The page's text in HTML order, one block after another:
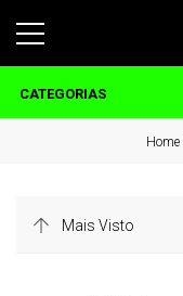
CATEGORIAS
Home